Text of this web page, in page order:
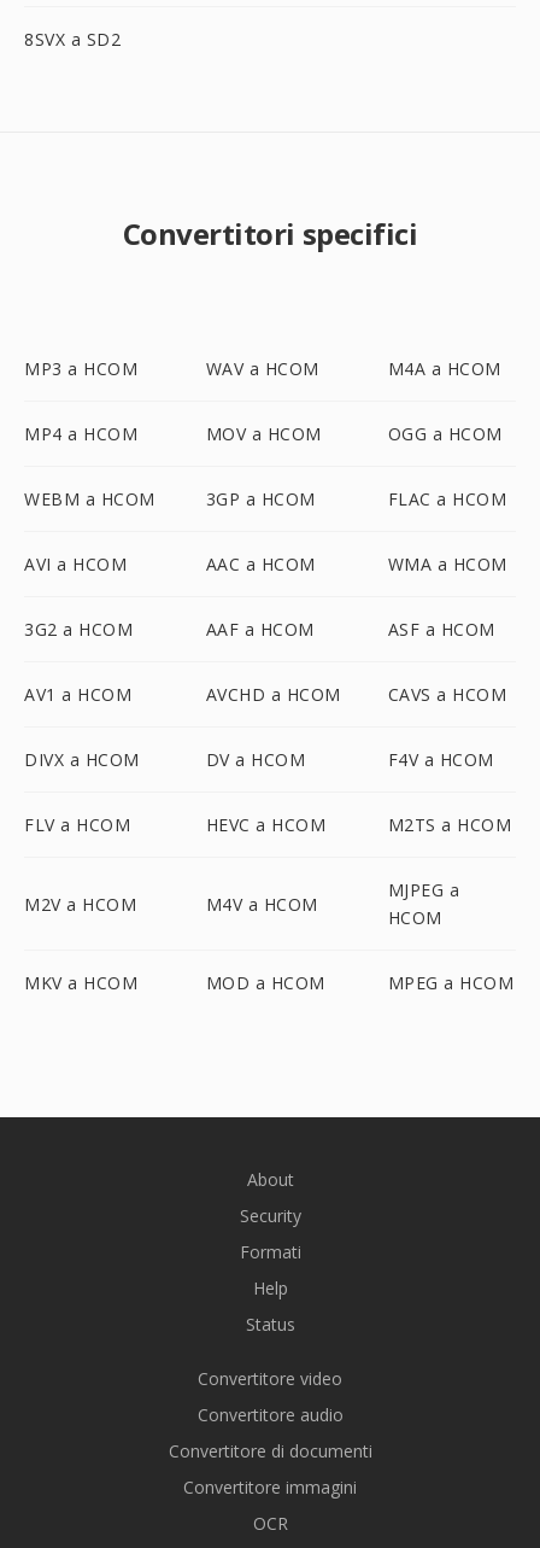
8SVX a SD2
Convertitori specifici
MP3 a HCOM WAV a HCOM M4A a HCOM
MP4 a HCOM MOV a HCOM OGG a HCOM
WEBM a HCOM 3GP a HCOM FLAC a HCOM
AVI a HCOM AAC a HCOM WMA a HCOM
3G2 a HCOM AAF a HCOM ASF a HCOM
AV1 a HCOM AVCHD a HCOM CAVS a HCOM
DIVX a HCOM DV a HCOM F4V a HCOM
FLV a HCOM HEVC a HCOM M2TS a HCOM
M2V a HCOM M4V a HCOM
MJPEG a
HCOM
MKV a HCOM MOD a HCOM MPEG a HCOM
About
Security
Formati
Help
Status
Convertitore video
Convertitore audio
Convertitore di documenti
Convertitore immagini
OCR